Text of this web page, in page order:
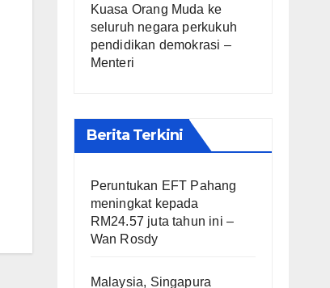
Kuasa Orang Muda ke
seluruh negara perkukuh
pendidikan demokrasi –
Menteri
Berita Terkini
Peruntukan EFT Pahang
meningkat kepada
RM24.57 juta tahun ini –
Wan Rosdy
Malaysia, Singapura